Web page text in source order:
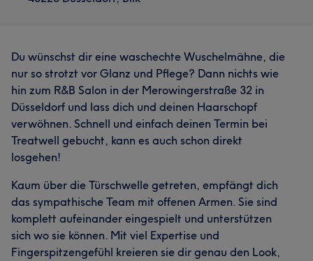
Du wünschst dir eine waschechte Wuschelmähne, die
nur so strotzt vor Glanz und Pflege? Dann nichts wie
hin zum R&B Salon in der Merowingerstraße 32 in
Düsseldorf und lass dich und deinen Haarschopf
verwöhnen. Schnell und einfach deinen Termin bei
Treatwell gebucht, kann es auch schon direkt
losgehen!
Kaum über die Türschwelle getreten, empfängt dich
das sympathische Team mit offenen Armen. Sie sind
komplett aufeinander eingespielt und unterstützen
sich wo sie können. Mit viel Expertise und
Fingerspitzengefühl kreieren sie dir genau den Look,